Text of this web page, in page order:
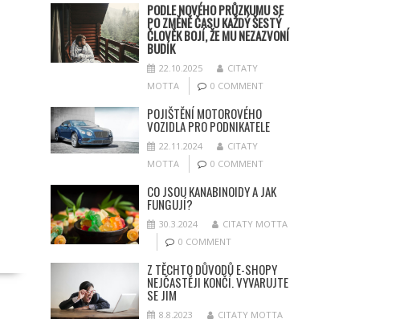
PODLE NOVÉHO PRŮZKUMU SE
PO ZMĚNĚ ČASU KAŽDÝ ŠESTÝ
ČLOVĚK BOJÍ, ŽE MU NEZAZVONÍ
BUDÍK
22.10.2025
CITATY
MOTTA
0 COMMENT
POJIŠTĚNÍ MOTOROVÉHO
VOZIDLA PRO PODNIKATELE
22.11.2024
CITATY
MOTTA
0 COMMENT
CO JSOU KANABINOIDY A JAK
FUNGUJÍ?
30.3.2024
CITATY MOTTA
0 COMMENT
Z TĚCHTO DŮVODŮ E-SHOPY
NEJČASTĚJI KONČÍ. VYVARUJTE
SE JIM
8.8.2023
CITATY MOTTA